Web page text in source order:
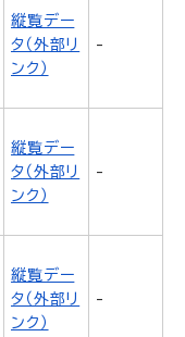
縦覧デー
タ（外部リ
ンク）
-
縦覧デー
タ（外部リ
ンク）
-
縦覧デー
タ（外部リ
ンク）
-